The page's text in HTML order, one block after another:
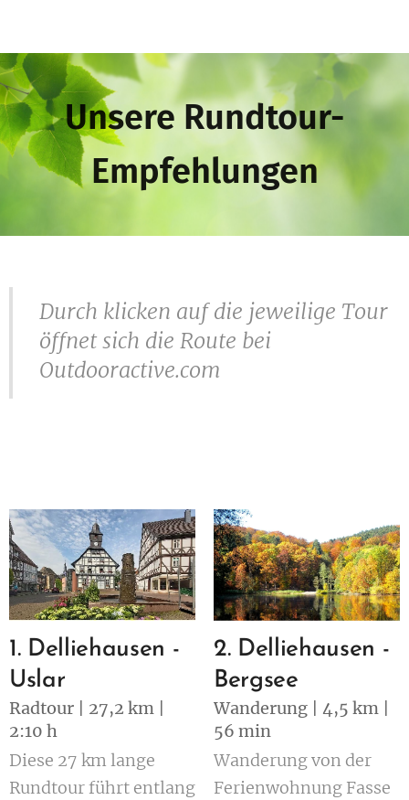
Unsere Rundtour-
Empfehlungen
Durch klicken auf die jeweilige Tour
öffnet sich die Route bei
Outdooractive.com
1. Delliehausen -
Uslar
Radtour | 27,2 km |
2:10 h
Diese 27 km lange
Rundtour führt entlang
2. Delliehausen -
Bergsee
Wanderung | 4,5 km |
56 min
Wanderung von der
Ferienwohnung Fasse